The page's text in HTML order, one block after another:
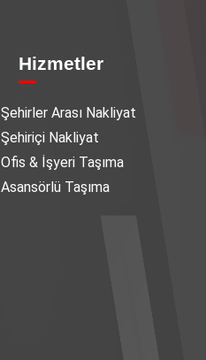
Hizmetler
Şehirler Arası Nakliyat
Şehiriçi Nakliyat
Ofis & İşyeri Taşıma
Asansörlü Taşıma